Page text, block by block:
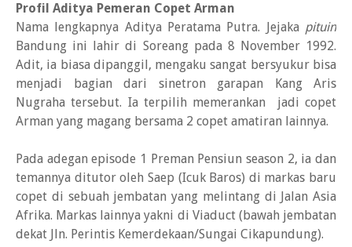
Profil Aditya Pemeran Copet Arman
Nama lengkapnya Aditya Peratama Putra. Jejaka pituin
Bandung ini lahir di Soreang pada 8 November 1992.
Adit, ia biasa dipanggil, mengaku sangat bersyukur bisa
menjadi bagian dari sinetron garapan Kang Aris
Nugraha tersebut. Ia terpilih memerankan jadi copet
Arman yang magang bersama 2 copet amatiran lainnya.
Pada adegan episode 1 Preman Pensiun season 2, ia dan
temannya ditutor oleh Saep (Icuk Baros) di markas baru
copet di sebuah jembatan yang melintang di Jalan Asia
Afrika. Markas lainnya yakni di Viaduct (bawah jembatan
dekat Jln. Perintis Kemerdekaan/Sungai Cikapundung).